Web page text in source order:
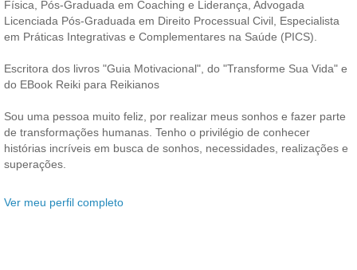
Física, Pós-Graduada em Coaching e Liderança, Advogada
Licenciada Pós-Graduada em Direito Processual Civil, Especialista
em Práticas Integrativas e Complementares na Saúde (PICS).
Escritora dos livros "Guia Motivacional", do "Transforme Sua Vida" e
do EBook Reiki para Reikianos
Sou uma pessoa muito feliz, por realizar meus sonhos e fazer parte
de transformações humanas. Tenho o privilégio de conhecer
histórias incríveis em busca de sonhos, necessidades, realizações e
superações.
Ver meu perfil completo